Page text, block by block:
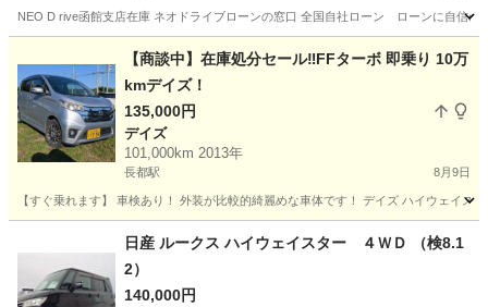
NEO D rive函館支店在庫 ネオドライブローンの窓口 全国自社ローン ローンに自信
その他 ローン
【商談中】在庫処分セール‼️FFターボ 即乗り 10万
kmデイズ！
135,000円
デイズ
101,000km 2013年
長都駅 8月9日
【すぐ乗れます】 車検あり！ 外装が比較的綺麗めな車体です！ デイズ ハイウェイ
長都駅 走行距離
日産 ルークス ハイウェイスター ４ＷＤ （検8.1
2）
140,000円